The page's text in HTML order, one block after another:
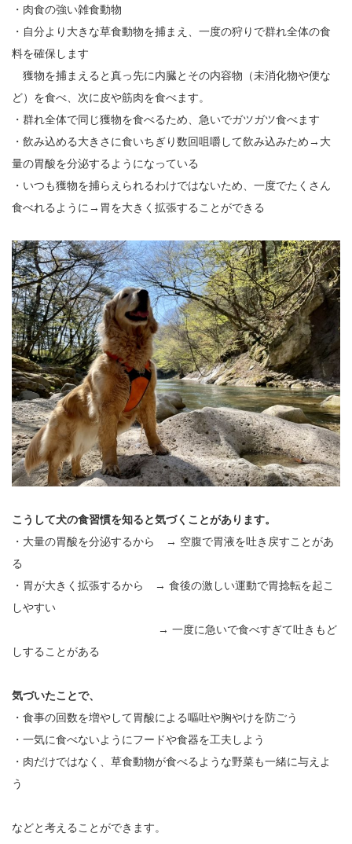
・肉食の強い雑食動物
・自分より大きな草食動物を捕まえ、一度の狩りで群れ全体の食
料を確保します
獲物を捕まえると真っ先に内臓とその内容物（未消化物や便な
ど）を食べ、次に皮や筋肉を食べます。
・群れ全体で同じ獲物を食べるため、急いでガツガツ食べます
・飲み込める大きさに食いちぎり数回咀嚼して飲み込みため→大
量の胃酸を分泌するようになっている
・いつも獲物を捕らえられるわけではないため、一度でたくさん
食べれるように→胃を大きく拡張することができる
こうして犬の食習慣を知ると気づくことがあります。
・大量の胃酸を分泌するから → 空腹で胃液を吐き戻すことがあ
る
・胃が大きく拡張するから → 食後の激しい運動で胃捻転を起こ
しやすい
→ 一度に急いで食べすぎて吐きもど
しすることがある
気づいたことで、
・食事の回数を増やして胃酸による嘔吐や胸やけを防ごう
・一気に食べないようにフードや食器を工夫しよう
・肉だけではなく、草食動物が食べるような野菜も一緒に与えよ
う
などと考えることができます。